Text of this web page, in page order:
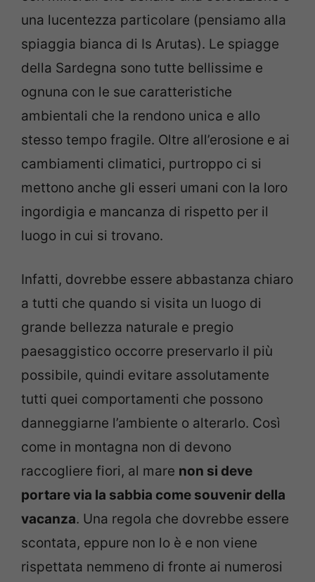
una lucentezza particolare (pensiamo alla
spiaggia bianca di Is Arutas). Le spiagge
della Sardegna sono tutte bellissime e
ognuna con le sue caratteristiche
ambientali che la rendono unica e allo
stesso tempo fragile. Oltre all’erosione e ai
cambiamenti climatici, purtroppo ci si
mettono anche gli esseri umani con la loro
ingordigia e mancanza di rispetto per il
luogo in cui si trovano.
Infatti, dovrebbe essere abbastanza chiaro
a tutti che quando si visita un luogo di
grande bellezza naturale e pregio
paesaggistico occorre preservarlo il più
possibile, quindi evitare assolutamente
tutti quei comportamenti che possono
danneggiarne l’ambiente o alterarlo. Così
come in montagna non di devono
raccogliere fiori, al mare non si deve
portare via la sabbia come souvenir della
vacanza. Una regola che dovrebbe essere
scontata, eppure non lo è e non viene
rispettata nemmeno di fronte ai numerosi